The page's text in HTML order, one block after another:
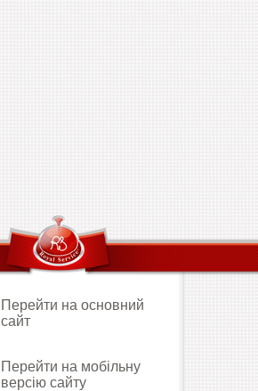
Перейти на основний
сайт
Перейти на мобільну
версію сайту